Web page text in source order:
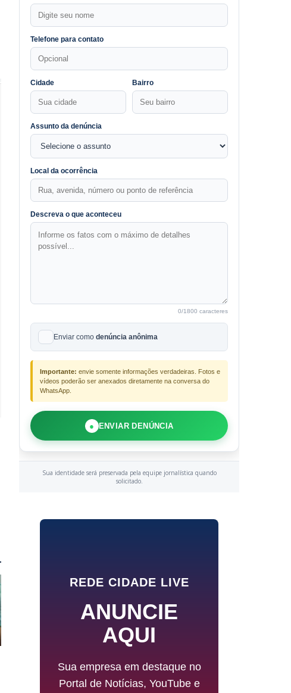
Telefone para contato
Cidade Bairro
Assunto da denúncia
Local da ocorrência
Descreva o que aconteceu
0/1800 caracteres
Enviar como denúncia anônima
Importante: envie somente informações verdadeiras. Fotos e
vídeos poderão ser anexados diretamente na conversa do
WhatsApp.
● ENVIAR DENÚNCIA
Sua identidade será preservada pela equipe jornalística quando
solicitado.
REDE CIDADE LIVE
ANUNCIE
AQUI
Sua empresa em destaque no
Portal de Notícias, YouTube e